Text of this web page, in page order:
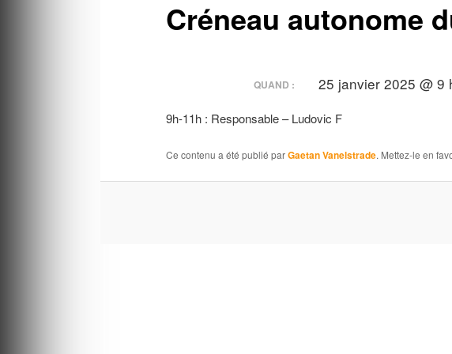
Créneau autonome
QUAND : 25 janvier 2025 @
9h-11h : Responsable – Ludovic F
Ce contenu a été publié parGaetan Vanelstrade. Mettez-le en